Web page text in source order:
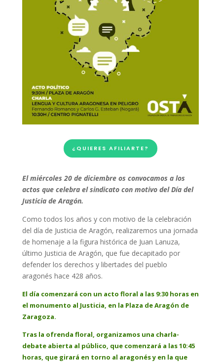
¿QUIERES AFILIARTE?
El miércoles 20 de diciembre os convocamos a los
actos que celebra el sindicato con motivo del Día del
Justicia de Aragón.
Como todos los años y con motivo de la celebración
del día de Justicia de Aragón, realizaremos una jornada
de homenaje a la figura histórica de Juan Lanuza,
último Justicia de Aragón, que fue decapitado por
defender los derechos y libertades del pueblo
aragonés hace 428 años.
El día comenzará con un acto floral a las 9:30 horas en
el monumento al Justicia, en la Plaza de Aragón de
Zaragoza.
Tras la ofrenda floral, organizamos una charla-
debate abierta al público, que comenzará a las 10:45
horas, que girará en torno al aragonés y en la que